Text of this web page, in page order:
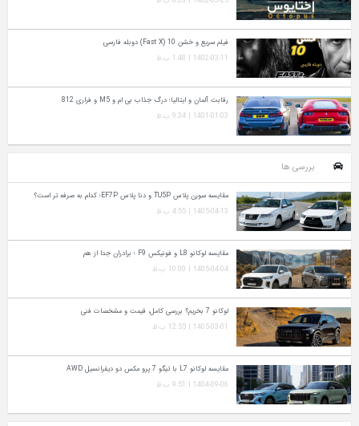
فیلم سریع و خشن 10 (Fast X) دوبله فارسی
1402-03-11 | 1:48 ب.ظ
رقابت آلمان و ایتالیا؛ درگ جذاب بی ام و M5 و فراری 812
1401-01-03 | 9:34 ب.ظ
بررسی ها
مقایسه سورن پلاس TU5P و دنا پلاس EF7P؛ کدام به‌ صرفه‌ تر است؟
1405-04-13 | 4:55 ب.ظ
مقایسه لوکانو L8 و فونیکس F9 ؛ برادران جدا از هم
1405-04-04 | 10:00 ب.ظ
لوکانو 7 بخریم؟ بررسی کامل، قیمت و مشخصات فنی
1405-03-01 | 12:55 ب.ظ
مقایسه لوکانو L7 با تیگو 7 پرو مکس دو دیفرانسیل AWD
1404-09-06 | 9:51 ب.ظ